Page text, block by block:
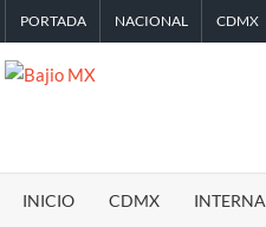
PORTADA NACIONAL CDMX
MX
INICIO CDMX